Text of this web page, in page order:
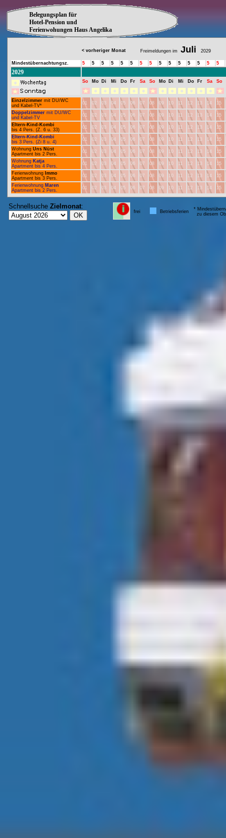
Belegungsplan für
Hotel-Pension und
Ferienwohungen Haus Angelika
< vorheriger Monat Freimeldungen im Juli 2029
Mindestübernachtungsz. 5 5 5 5 5 5 5 5 5 5 5 5 5 5 5
2029
So Mo Di Mi Do Fr Sa So Mo Di Mi Do Fr Sa So
Einzelzimmer mit DU/WC
und Kabel-TV*
01 02 03 04 05 06 07 08 09 10 11 12 13 14
15
Doppelzimmer mit DU/WC
und Kabel-TV
01 02 03 04 05 06 07 08 09 10 11 12 13 14
15
Eltern-Kind-Kombi
bis 4 Pers. (Z. 6 u. 33)
01 02 03 04 05 06 07 08 09 10 11 12 13 14
15
Eltern-Kind-Kombi
bis 3 Pers. (Zi 8 u. 4)
01 02 03 04 05 06 07 08 09 10 11 12 13 14
15
Wohnung Uns Nüst
Apartment bis 2 Pers.
01 02 03 04 05 06 07 08 09 10 11 12 13 14
15
Wohnung Katja
Apartment bis 4 Pers.
01 02 03 04 05 06 07 08 09 10 11 12 13 14
15
Ferienwohnung Immo
Apartment bis 3 Pers.
01 02 03 04 05 06 07 08 09 10 11 12 13 14
15
Ferienwohnung Maren
Apartment bis 2 Pers.
01 02 03 04 05 06 07 08 09 10 11 12 13 14 15
Schnellsuche Zielmonat:
frei Betriebsferien
*
zu diesem